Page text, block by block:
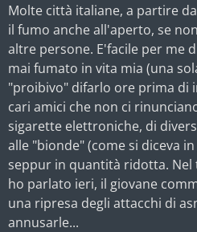
Molte città italiane, a partire
il fumo anche all'aperto, se
altre persone. E'facile per me
mai fumato in vita mia (una
"proibivo" difarlo ore prima di
cari amici che non ci
sigarette elettroniche, di
alle "bionde" (come si diceva
seppur in quantità ridotta. Nel
ho parlato ieri, il giovane
una ripresa degli attacchi di
annusarle...